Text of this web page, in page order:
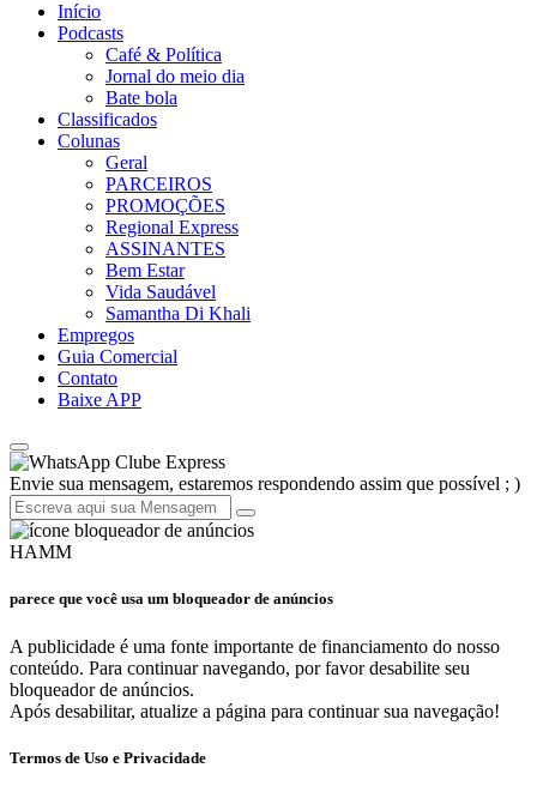
Início
Podcasts
Café & Política
Jornal do meio dia
Bate bola
Classificados
Colunas
Geral
PARCEIROS
PROMOÇÕES
Regional Express
ASSINANTES
Bem Estar
Vida Saudável
Samantha Di Khali
Empregos
Guia Comercial
Contato
Baixe APP
Clube Express
Envie sua mensagem, estaremos respondendo assim que possível ; )
HAMM
parece que você usa um bloqueador de anúncios
A publicidade é uma fonte importante de financiamento do nosso
conteúdo. Para continuar navegando, por favor desabilite seu
bloqueador de anúncios.
Após desabilitar, atualize a página para continuar sua navegação!
Termos de Uso e Privacidade